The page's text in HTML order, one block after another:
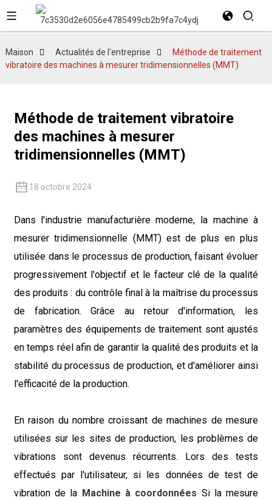
Maison Actualités de l'entreprise
Méthode de traitement
vibratoire des machines à mesurer tridimensionnelles (MMT)
Méthode de traitement vibratoire
des machines à mesurer
tridimensionnelles (MMT)
18 octobre 2024
Dans l'industrie manufacturière moderne, la machine à
mesurer tridimensionnelle (MMT) est de plus en plus
utilisée dans le processus de production, faisant évoluer
progressivement l'objectif et le facteur clé de la qualité
des produits : du contrôle final à la maîtrise du processus
de fabrication. Grâce au retour d'information, les
paramètres des équipements de traitement sont ajustés
en temps réel afin de garantir la qualité des produits et la
stabilité du processus de production, et d'améliorer ainsi
l'efficacité de la production.
En raison du nombre croissant de machines de mesure
utilisées sur les sites de production, les problèmes de
vibrations sont devenus récurrents. Lors des tests
effectués par l'utilisateur, si les données de test de
vibration de la Machine à coordonnées Si la mesure